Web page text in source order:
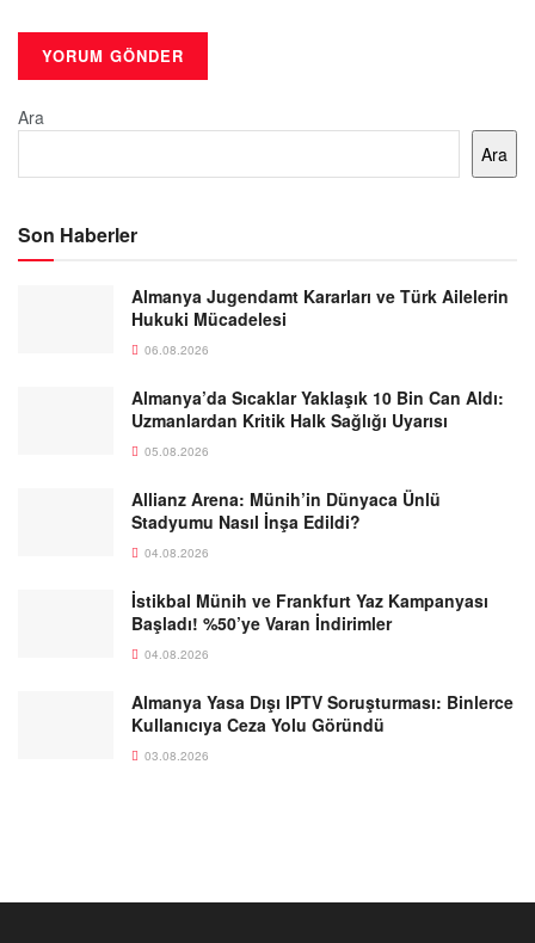
Ara
Ara
Son Haberler
Almanya Jugendamt Kararları ve Türk Ailelerin
Hukuki Mücadelesi
06.08.2026
Almanya’da Sıcaklar Yaklaşık 10 Bin Can Aldı:
Uzmanlardan Kritik Halk Sağlığı Uyarısı
05.08.2026
Allianz Arena: Münih’in Dünyaca Ünlü
Stadyumu Nasıl İnşa Edildi?
04.08.2026
İstikbal Münih ve Frankfurt Yaz Kampanyası
Başladı! %50’ye Varan İndirimler
04.08.2026
Almanya Yasa Dışı IPTV Soruşturması: Binlerce
Kullanıcıya Ceza Yolu Göründü
03.08.2026